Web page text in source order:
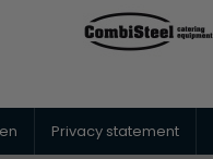
Privacy statement